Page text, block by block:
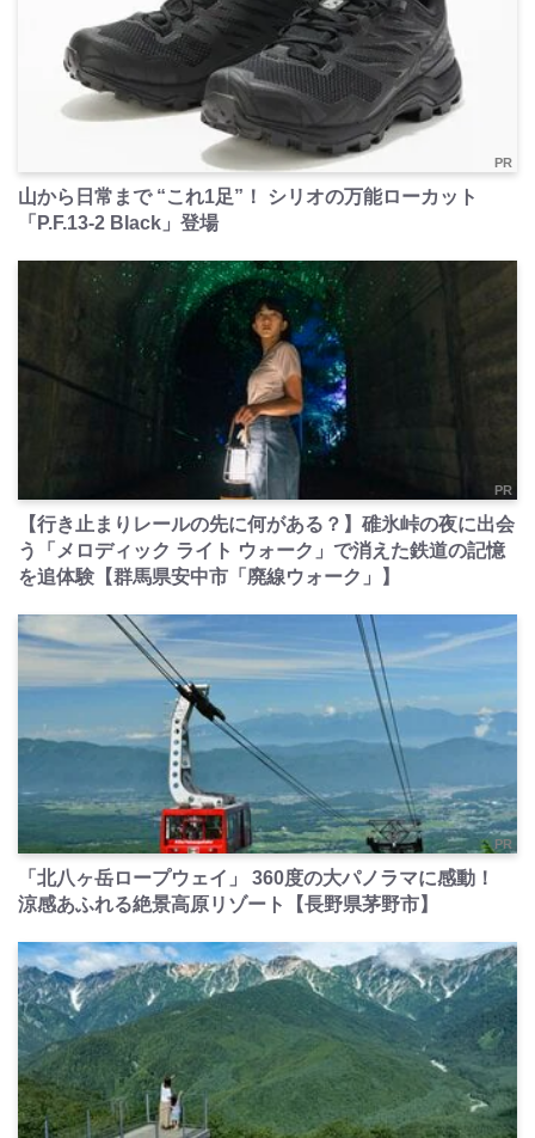
PR
山から日常まで “これ1足”！ シリオの万能ローカット
「P.F.13-2 Black」登場
PR
【行き止まりレールの先に何がある？】碓氷峠の夜に出会
う「メロディック ライト ウォーク」で消えた鉄道の記憶
を追体験【群馬県安中市「廃線ウォーク」】
PR
「北八ヶ岳ロープウェイ」 360度の大パノラマに感動！
涼感あふれる絶景高原リゾート【長野県茅野市】